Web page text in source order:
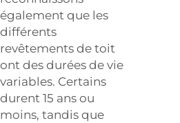
également que les
différents
revêtements de toit
ont des durées de vie
variables. Certains
durent 15 ans ou
moins, tandis que